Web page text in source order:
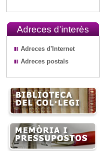
Adreces d'interès
Adreces d'Internet
Adreces postals